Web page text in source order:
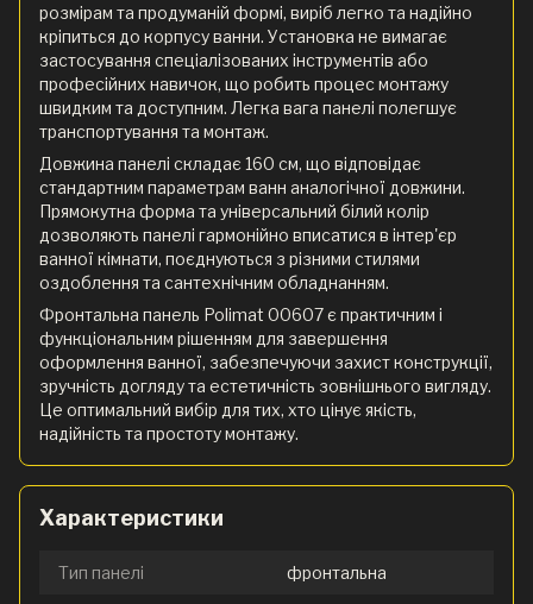
розмірам та продуманій формі, виріб легко та надійно
кріпиться до корпусу ванни. Установка не вимагає
застосування спеціалізованих інструментів або
професійних навичок, що робить процес монтажу
швидким та доступним. Легка вага панелі полегшує
транспортування та монтаж.
Довжина панелі складає 160 см, що відповідає
стандартним параметрам ванн аналогічної довжини.
Прямокутна форма та універсальний білий колір
дозволяють панелі гармонійно вписатися в інтер'єр
ванної кімнати, поєднуються з різними стилями
оздоблення та сантехнічним обладнанням.
Фронтальна панель Polimat 00607 є практичним і
функціональним рішенням для завершення
оформлення ванної, забезпечуючи захист конструкції,
зручність догляду та естетичність зовнішнього вигляду.
Це оптимальний вибір для тих, хто цінує якість,
надійність та простоту монтажу.
Характеристики
Тип панелі фронтальна